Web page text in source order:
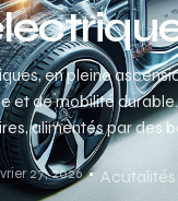
en pleine
et de mobilité
alimentés par des
27, 2026 Acutalités